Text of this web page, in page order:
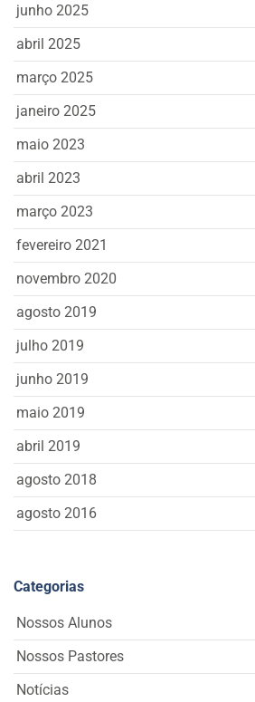
junho 2025
abril 2025
março 2025
janeiro 2025
maio 2023
abril 2023
março 2023
fevereiro 2021
novembro 2020
agosto 2019
julho 2019
junho 2019
maio 2019
abril 2019
agosto 2018
agosto 2016
Categorias
Nossos Alunos
Nossos Pastores
Notícias